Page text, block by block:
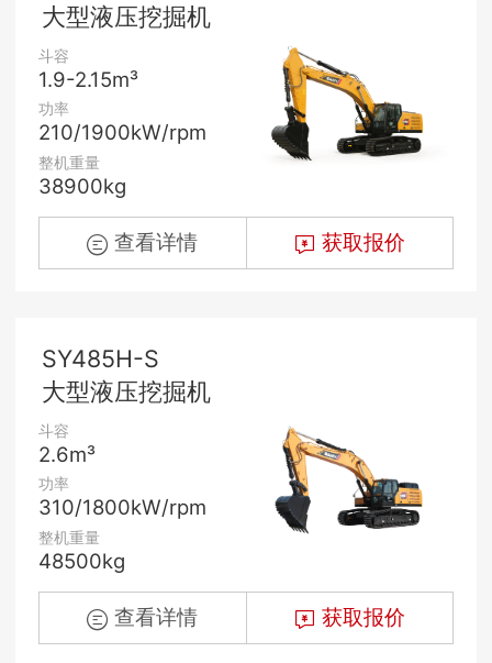
大型液压挖掘机
斗容
1.9-2.15m³
功率
210/1900kW/rpm
整机重量
38900kg
查看详情 获取报价
SY485H-S
大型液压挖掘机
斗容
2.6m³
功率
310/1800kW/rpm
整机重量
48500kg
查看详情 获取报价